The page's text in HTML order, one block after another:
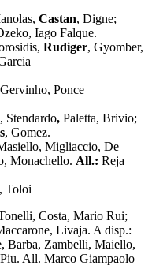
Castan, Digne;
Iago Falque.
Rudiger, Gyomber,
Ponce
Stendardo, Paletta, Brivio;
, Gomez.
Migliaccio, De
Monachello. All.: Reja
Toloi
Costa, Mario Rui;
Livaja. A disp.:
Barba, Zambelli, Maiello,
All. Marco Giampaolo